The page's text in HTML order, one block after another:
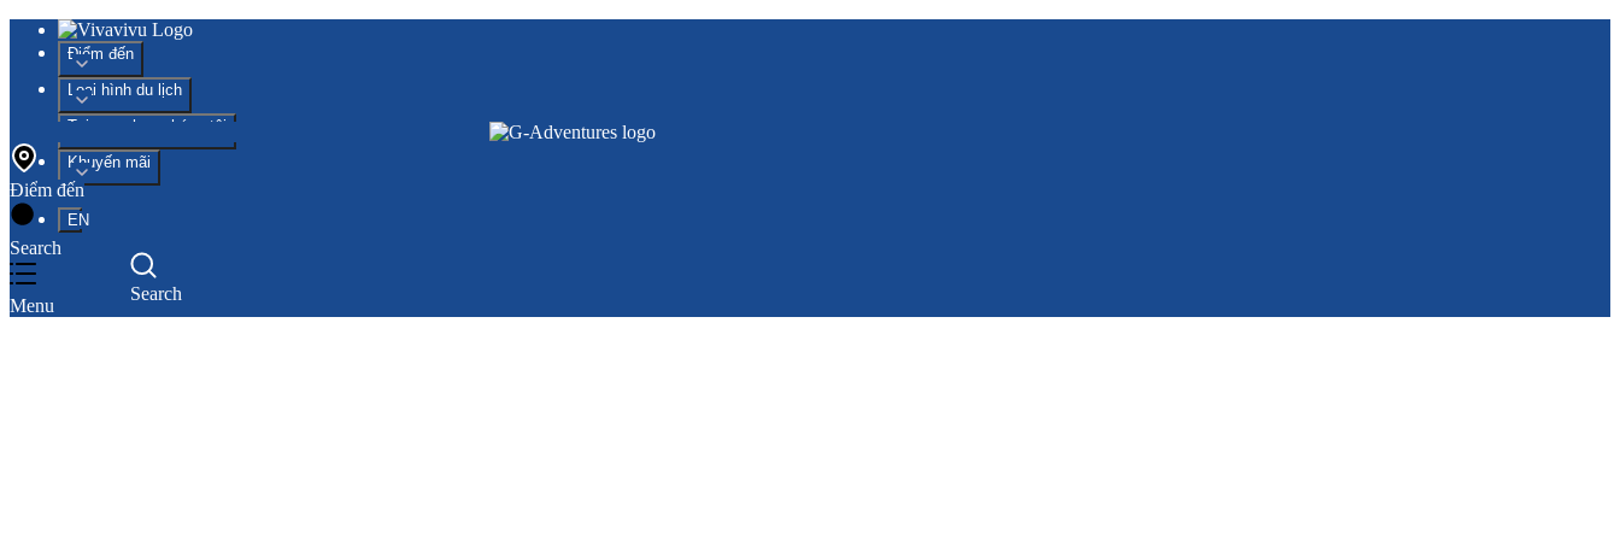
Điểm đến
Loại hình du lịch
Tại sao chọn chúng tôi
Khuyến mãi
EN
Search
Điểm đến
Search
Menu